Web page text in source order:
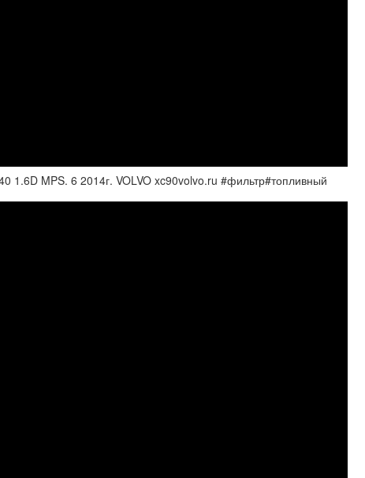
1.6D MPS. 6 2014г. VOLVO xc90volvo.ru #фильтр#топливный